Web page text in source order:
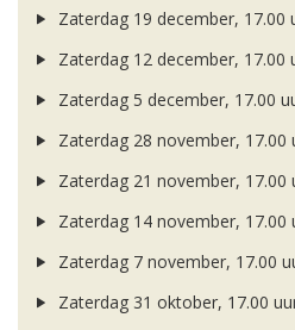
Zaterdag 19 december, 17.00
Zaterdag 12 december, 17.00
Zaterdag 5 december, 17.00
Zaterdag 28 november, 17.00
Zaterdag 21 november, 17.00
Zaterdag 14 november, 17.00
Zaterdag 7 november, 17.00
Zaterdag 31 oktober, 17.00